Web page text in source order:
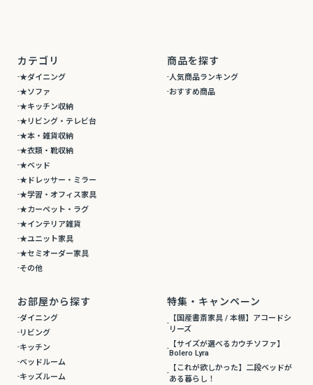
カテゴリ
★ダイニング
★ソファ
★キッチン収納
★リビング・テレビ台
★本・雑貨収納
★衣類・靴収納
★ベッド
★ドレッサー・ミラー
★学習・オフィス家具
★カーペット・ラグ
★インテリア雑貨
★ユニット家具
★セミオーダー家具
その他
商品を探す
人気商品ランキング
おすすめ商品
お部屋から探す
ダイニング
リビング
キッチン
ベッドルーム
キッズルーム
特集・キャンペーン
【国産書斎家具 / 本棚】アコードシ
リーズ
【サイズが選べるカウチソファ】
Bolero Lyra
【これが欲しかった】二段ベッドが
ある暮らし！